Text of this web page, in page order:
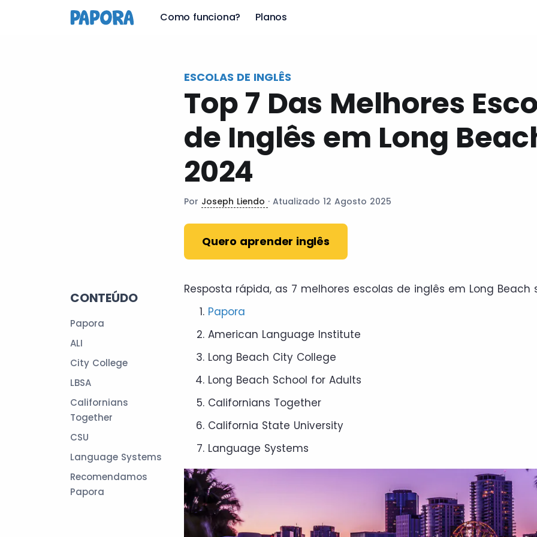
Como funciona? Planos
ESCOLAS DE INGLÊS
Top 7 Das Melhores
de Inglês em Long
2024
Por Joseph Liendo · Atualizado 12 Agosto 2025
Quero aprender inglês
CONTEÚDO
Papora
ALI
City College
LBSA
Californians
Together
CSU
Language Systems
Recomendamos
Papora
Resposta rápida, as 7 melhores escolas de inglês em Long Beach
Papora
American Language Institute
Long Beach City College
Long Beach School for Adults
Californians Together
California State University
Language Systems